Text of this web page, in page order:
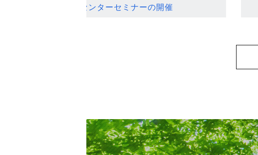
ンセンターセミナーの開催